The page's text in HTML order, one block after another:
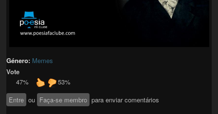
Género: Memes
Vote
47%
53%
Entre ou Faça-se membro para enviar comentários